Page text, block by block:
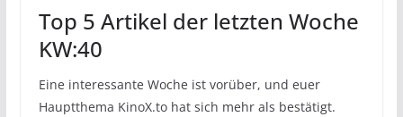
Top 5 Artikel der letzten Woche
KW:40
Eine interessante Woche ist vorüber, und euer
Hauptthema KinoX.to hat sich mehr als bestätigt.